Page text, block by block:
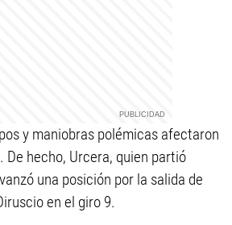
y maniobras polémicas afectaron
De hecho, Urcera, quien partió
una posición por la salida de
en el giro 9.